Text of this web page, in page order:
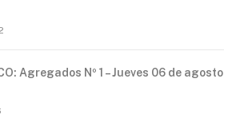
Agregados Nº 1 – Jueves 06 de agosto